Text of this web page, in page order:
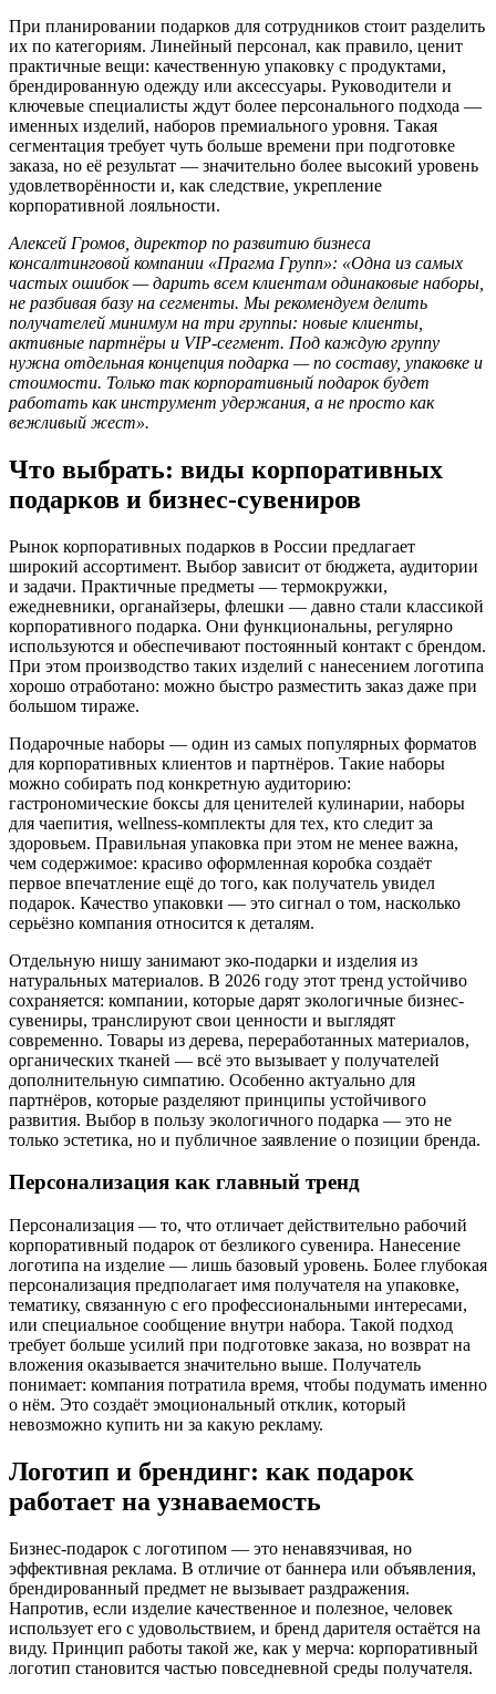
При планировании подарков для сотрудников стоит разделить
их по категориям. Линейный персонал, как правило, ценит
практичные вещи: качественную упаковку с продуктами,
брендированную одежду или аксессуары. Руководители и
ключевые специалисты ждут более персонального подхода —
именных изделий, наборов премиального уровня. Такая
сегментация требует чуть больше времени при подготовке
заказа, но её результат — значительно более высокий уровень
удовлетворённости и, как следствие, укрепление
корпоративной лояльности.
Алексей Громов, директор по развитию бизнеса
консалтинговой компании «Прагма Групп»: «Одна из самых
частых ошибок — дарить всем клиентам одинаковые наборы,
не разбивая базу на сегменты. Мы рекомендуем делить
получателей минимум на три группы: новые клиенты,
активные партнёры и VIP-сегмент. Под каждую группу
нужна отдельная концепция подарка — по составу, упаковке и
стоимости. Только так корпоративный подарок будет
работать как инструмент удержания, а не просто как
вежливый жест».
Что выбрать: виды корпоративных
подарков и бизнес-сувениров
Рынок корпоративных подарков в России предлагает
широкий ассортимент. Выбор зависит от бюджета, аудитории
и задачи. Практичные предметы — термокружки,
ежедневники, органайзеры, флешки — давно стали классикой
корпоративного подарка. Они функциональны, регулярно
используются и обеспечивают постоянный контакт с брендом.
При этом производство таких изделий с нанесением логотипа
хорошо отработано: можно быстро разместить заказ даже при
большом тираже.
Подарочные наборы — один из самых популярных форматов
для корпоративных клиентов и партнёров. Такие наборы
можно собирать под конкретную аудиторию:
гастрономические боксы для ценителей кулинарии, наборы
для чаепития, wellness-комплекты для тех, кто следит за
здоровьем. Правильная упаковка при этом не менее важна,
чем содержимое: красиво оформленная коробка создаёт
первое впечатление ещё до того, как получатель увидел
подарок. Качество упаковки — это сигнал о том, насколько
серьёзно компания относится к деталям.
Отдельную нишу занимают эко-подарки и изделия из
натуральных материалов. В 2026 году этот тренд устойчиво
сохраняется: компании, которые дарят экологичные бизнес-
сувениры, транслируют свои ценности и выглядят
современно. Товары из дерева, переработанных материалов,
органических тканей — всё это вызывает у получателей
дополнительную симпатию. Особенно актуально для
партнёров, которые разделяют принципы устойчивого
развития. Выбор в пользу экологичного подарка — это не
только эстетика, но и публичное заявление о позиции бренда.
Персонализация как главный тренд
Персонализация — то, что отличает действительно рабочий
корпоративный подарок от безликого сувенира. Нанесение
логотипа на изделие — лишь базовый уровень. Более глубокая
персонализация предполагает имя получателя на упаковке,
тематику, связанную с его профессиональными интересами,
или специальное сообщение внутри набора. Такой подход
требует больше усилий при подготовке заказа, но возврат на
вложения оказывается значительно выше. Получатель
понимает: компания потратила время, чтобы подумать именно
о нём. Это создаёт эмоциональный отклик, который
невозможно купить ни за какую рекламу.
Логотип и брендинг: как подарок
работает на узнаваемость
Бизнес-подарок с логотипом — это ненавязчивая, но
эффективная реклама. В отличие от баннера или объявления,
брендированный предмет не вызывает раздражения.
Напротив, если изделие качественное и полезное, человек
использует его с удовольствием, и бренд дарителя остаётся на
виду. Принцип работы такой же, как у мерча: корпоративный
логотип становится частью повседневной среды получателя.